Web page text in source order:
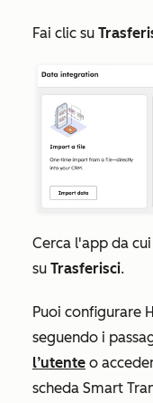
Fai clic su
Cerca l'app da
su Trasferisci.
Puoi configurare
seguendo i
l’utente o
scheda Smart